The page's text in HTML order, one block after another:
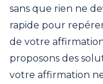
sans que rien ne
rapide pour
de votre
proposons des
votre affirmation